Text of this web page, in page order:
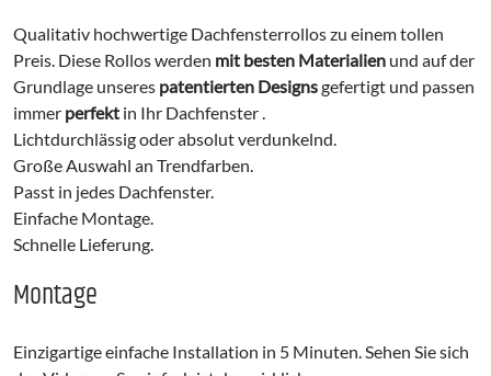
Qualitativ hochwertige Dachfensterrollos zu einem tollen
Preis. Diese Rollos werden mit besten Materialien und auf der
Grundlage unseres patentierten Designsgefertigt und passen
immer perfekt in Ihr Dachfenster .
Lichtdurchlässig oder absolut verdunkelnd.
Große Auswahl an Trendfarben.
Passt in jedes Dachfenster.
Einfache Montage.
Schnelle Lieferung.
Montage
Einzigartige einfache Installation in 5 Minuten. Sehen Sie sich